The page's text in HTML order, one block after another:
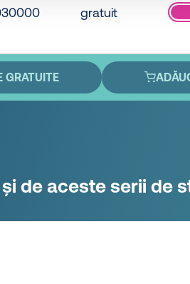
gratuit
GRATUITE
de aceste serii de